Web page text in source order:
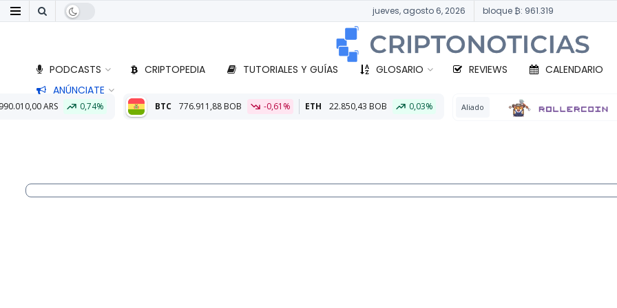
jueves, agosto 6, 2026 bloque ₿: 961.319
PODCASTS CRIPTOPEDIA TUTORIALES Y GUÍAS GLOSARIO REVIEWS CALENDARIO
ANÚNCIATE
0,74% BTC 776.911,88 BOB -0,61% ETH 22.850,43 BOB 0,03% Aliado BTC